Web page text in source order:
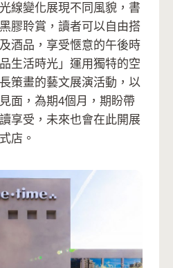
線變化展現不同風貌，書
膠聆賞，讀者可以自由搭
酒品，享受愜意的午後時
生活時光」運用獨特的空
策畫的藝文展演活動，以
面，為期4個月，期盼帶
享受，未來也會在此開展
店。